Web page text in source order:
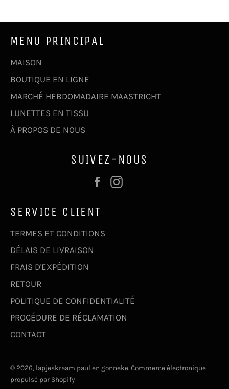
MENU PRINCIPAL
MAISON
BOUTIQUE EN LIGNE
MARCHÉ HEBDOMADAIRE MAASTRICHT
LUNETTES EN TISSU
À PROPOS DE NOUS
SUIVEZ-NOUS
Facebook
SERVICE CLIENT
TERMES ET CONDITIONS
DÉLAIS DE LIVRAISON
FRAIS D'EXPÉDITION
RETOUR
POLITIQUE DE CONFIDENTIALITÉ
PROCÉDURE DE RÉCLAMATION
CONTACT
© 2026, lapjeskraam paul en gonneke. Commerce électronique
propulsé par Shopify